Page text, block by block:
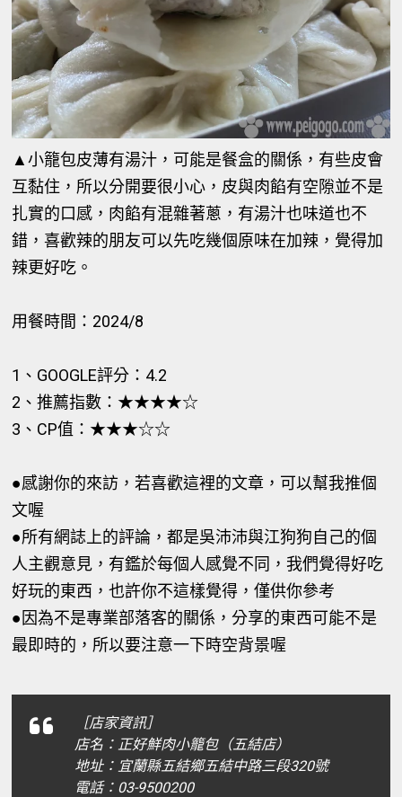
▲小籠包皮薄有湯汁，可能是餐盒的關係，有些皮會
互黏住，所以分開要很小心，皮與肉餡有空隙並不是
扎實的口感，肉餡有混雜著蔥，有湯汁也味道也不
錯，喜歡辣的朋友可以先吃幾個原味在加辣，覺得加
辣更好吃。
用餐時間：2024/8
1、GOOGLE評分：4.2
2、推薦指數：★★★★☆
3、CP值：★★★☆☆
●感謝你的來訪，若喜歡這裡的文章，可以幫我推個
文喔
●所有網誌上的評論，都是吳沛沛與江狗狗自己的個
人主觀意見，有鑑於每個人感覺不同，我們覺得好吃
好玩的東西，也許你不這樣覺得，僅供你參考
●因為不是專業部落客的關係，分享的東西可能不是
最即時的，所以要注意一下時空背景喔
［店家資訊］
店名：正好鮮肉小籠包（五結店）
地址：宜蘭縣五結鄉五結中路三段320號
電話：03-9500200